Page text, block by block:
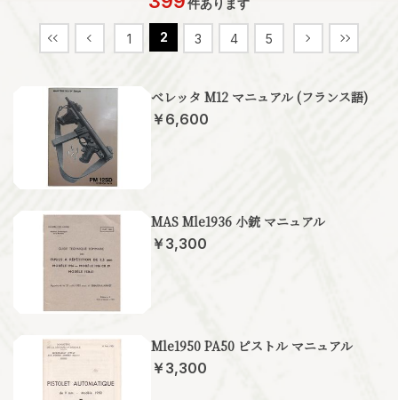
1 2 3 4 5
べレッタ M12 マニュアル (フランス語)
￥6,600
MAS Mle1936 小銃 マニュアル
￥3,300
Mle1950 PA50 ピストル マニュアル
￥3,300